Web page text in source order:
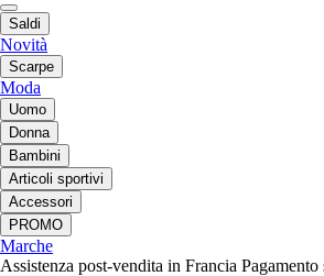
Saldi
Novità
Scarpe
Moda
Uomo
Donna
Bambini
Articoli sportivi
Accessori
PROMO
Marche
Assistenza post-vendita in Francia Pagamento